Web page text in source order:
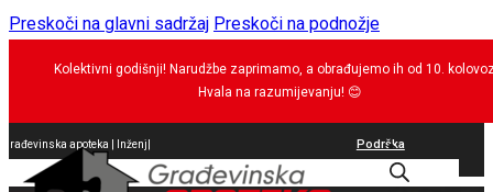
Preskoči na glavni sadržaj Preskoči na podnožje
Kolektivni godišnji! Narudžbe zaprimamo, a obrađujemo ih od 10.
Hvala na razumijevanju! 😊
Građevinska apoteka | Inženjering Podrška